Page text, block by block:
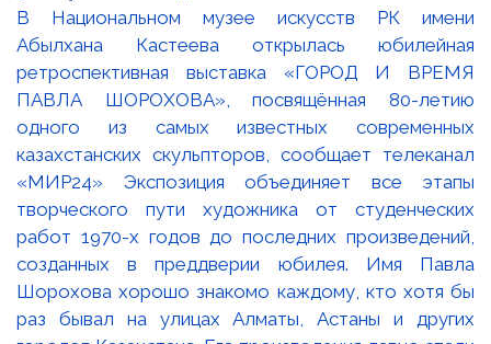
В Национальном музее искусств РК имени
Абылхана Кастеева открылась юбилейная
ретроспективная выставка «ГОРОД И ВРЕМЯ
ПАВЛА ШОРОХОВА», посвящённая 80-летию
одного из самых известных современных
казахстанских скульпторов, сообщает телеканал
«МИР24» Экспозиция объединяет все этапы
творческого пути художника от студенческих
работ 1970-х годов до последних произведений,
созданных в преддверии юбилея. Имя Павла
Шорохова хорошо знакомо каждому, кто хотя бы
раз бывал на улицах Алматы, Астаны и других